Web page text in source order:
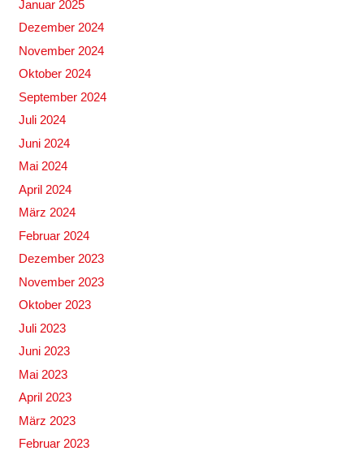
Januar 2025
Dezember 2024
November 2024
Oktober 2024
September 2024
Juli 2024
Juni 2024
Mai 2024
April 2024
März 2024
Februar 2024
Dezember 2023
November 2023
Oktober 2023
Juli 2023
Juni 2023
Mai 2023
April 2023
März 2023
Februar 2023